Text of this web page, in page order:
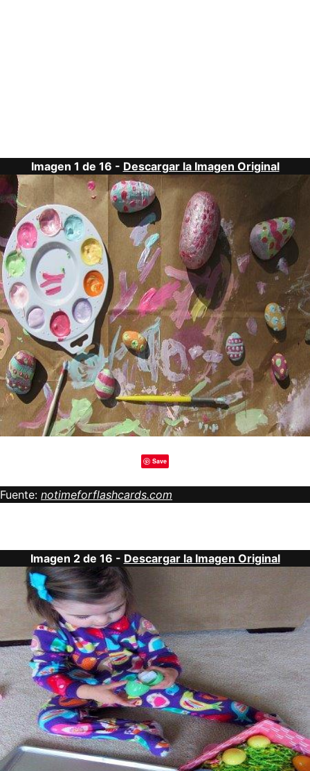
Imagen 1 de 16 - Descargar la Imagen Original
Save
Fuente: notimeforflashcards.com
Imagen 2 de 16 - Descargar la Imagen Original